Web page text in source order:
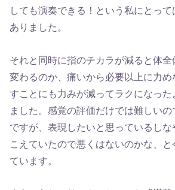
しても演奏できる！という私にとっ
ありました。
それと同時に指のチカラが減ると体全
変わるのか、痛いから必要以上に力め
すことにも力みが減ってラクになった
ました。感覚の評価だけでは難しい
ですが、表現したいと思っているし
こえていたので悪くはないのかな、
ています。